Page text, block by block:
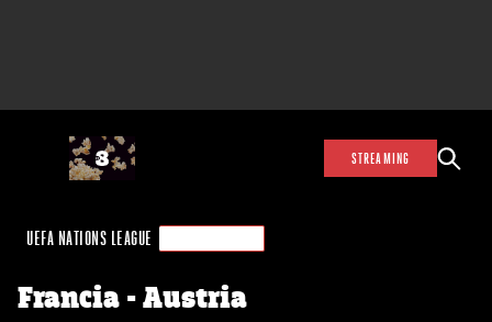
STREAMING
UEFA NATIONS LEAGUE
Francia - Austria